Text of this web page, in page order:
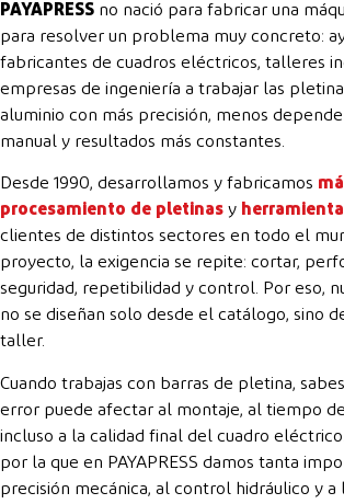
PAYAPRESS no nació para fabricar una
para resolver un problema muy concreto:
fabricantes de cuadros eléctricos, talleres
empresas de ingeniería a trabajar las
aluminio con más precisión, menos
manual y resultados más constantes.
Desde 1990, desarrollamos y fabricamos
procesamiento de pletinas y
clientes de distintos sectores en todo el
proyecto, la exigencia se repite: cortar,
seguridad, repetibilidad y control. Por eso,
no se diseñan solo desde el catálogo, sino
taller.
Cuando trabajas con barras de pletina,
error puede afectar al montaje, al tiempo
incluso a la calidad final del cuadro
por la que en PAYAPRESS damos tanta
precisión mecánica, al control hidráulico y a